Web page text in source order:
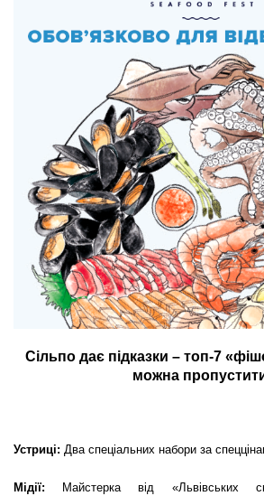
Сільпо дає підказки – топ-7
можна
Устриці: Два спеціальних набори за
Мідії: Майстерка від «Львівських